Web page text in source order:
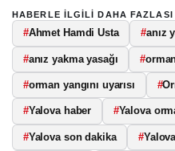
HABERLE ILGILI DAHA FAZLASI
#Ahmet Hamdi Usta #anız
#anız yakma yasağı #
#orman yangını uyarısı #
#Yalova haber #Yalova
#Yalova son dakika #